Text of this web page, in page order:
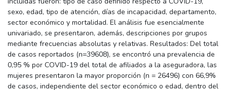
sexo, edad, tipo de atención, días de incapacidad, departamento,
sector económico y mortalidad. El análisis fue esencialmente
univariado, se presentaron, además, descripciones por grupos
mediante frecuencias absolutas y relativas. Resultados: Del total
de casos reportados (n=39608), se encontró una prevalencia de
0,95 % por COVID-19 del total de afiliados a la aseguradora, las
mujeres presentaron la mayor proporción (n = 26496) con 66,9%
de casos, independiente del sector económico o edad, dentro del